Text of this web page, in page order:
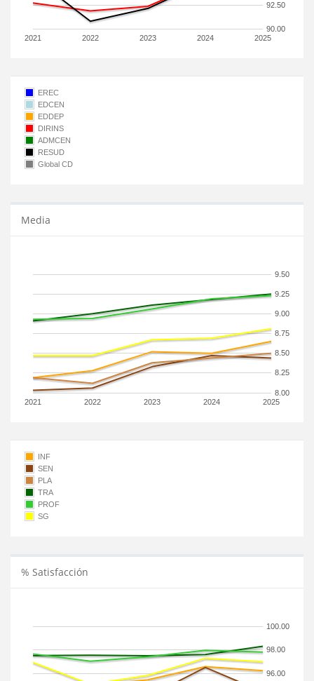
2021 2022 2023 2024 2025
90.00
92.50
EREC
EDCEN
EDDEP
DIRINS
ADMCEN
RESUD
Global CD
Media
2021 2022 2023 2024 2025
8.00
8.25
8.50
8.75
9.00
9.25
9.50
INF
SEN
PLA
TRA
PROF
SG
% Satisfacción
96.00
98.00
100.00